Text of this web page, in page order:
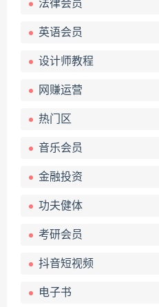
法律会员
英语会员
设计师教程
网赚运营
热门区
音乐会员
金融投资
功夫健体
考研会员
抖音短视频
电子书